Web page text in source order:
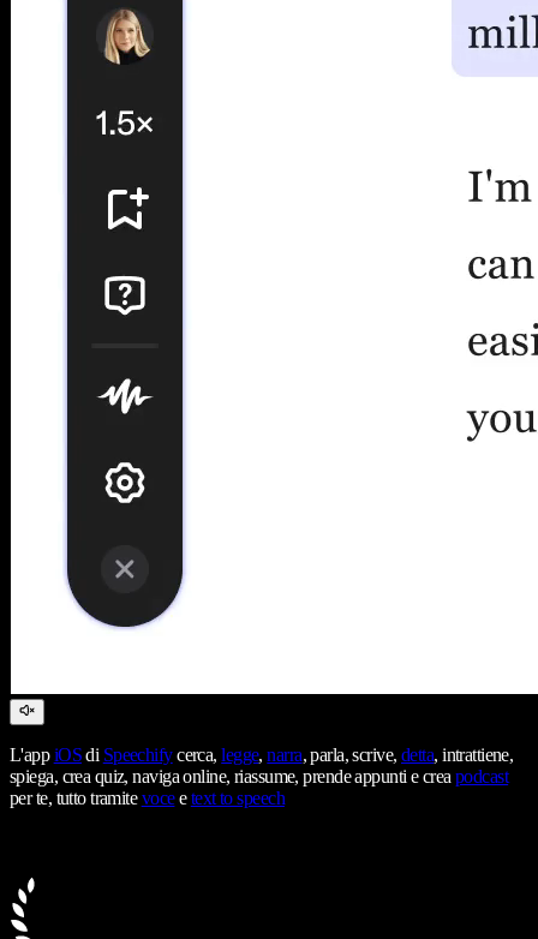
L'appiOSdi Speechifycerca,legge,narra, parla, scrive,detta, intrattiene,
spiega, crea quiz, naviga online, riassume, prende appunti e creapodcast
per te, tutto tramitevoceetext to speech